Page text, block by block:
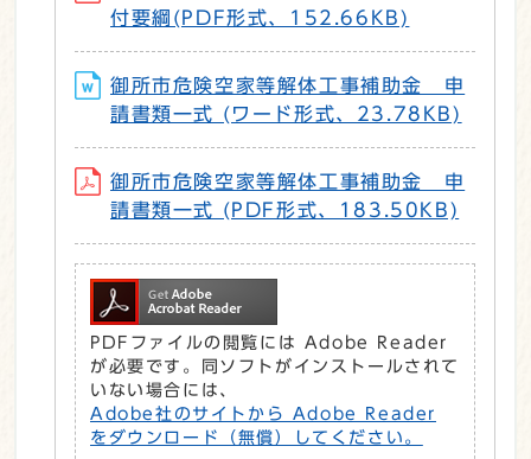
付要綱(PDF形式、152.66KB)
御所市危険空家等解体工事補助金 申
請書類一式 (ワード形式、23.78KB)
御所市危険空家等解体工事補助金 申
請書類一式 (PDF形式、183.50KB)
PDFファイルの閲覧には Adobe Reader
が必要です。同ソフトがインストールされて
いない場合には、
Adobe社のサイトから Adobe Reader
をダウンロード（無償）してください。